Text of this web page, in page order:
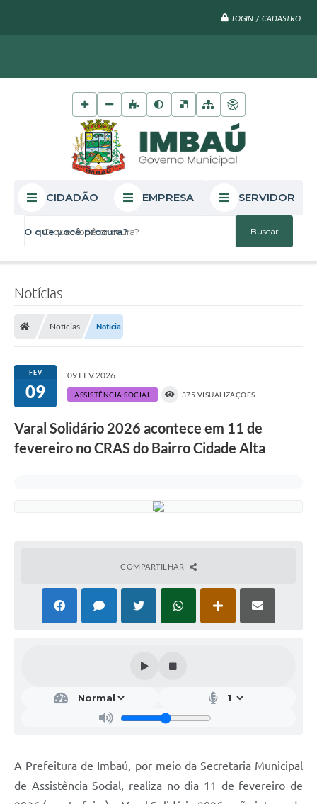
LOGIN / CADASTRO
O que você procura?
CIDADÃO EMPRESA SERVIDOR
Notícias
Notícias Notícia
FEV
09
09 FEV 2026
ASSISTÊNCIA SOCIAL 375 VISUALIZAÇÕES
Varal Solidário 2026 acontece em 11 de
fevereiro no CRAS do Bairro Cidade Alta
COMPARTILHAR
A Prefeitura de Imbaú, por meio da Secretaria Municipal
de Assistência Social, realiza no dia 11 de fevereiro de